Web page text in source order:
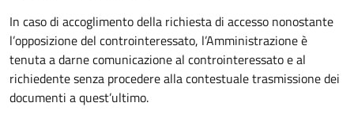
In caso di accoglimento della richiesta di accesso nonostante
l’opposizione del controinteressato, l’Amministrazione è
tenuta a darne comunicazione al controinteressato e al
richiedente senza procedere alla contestuale trasmissione dei
documenti a quest’ultimo.